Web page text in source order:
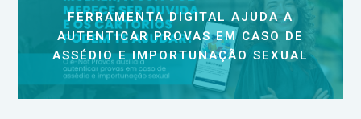
FERRAMENTA DIGITAL AJUDA A
AUTENTICAR PROVAS EM CASO DE
ASSÉDIO E IMPORTUNAÇÃO SEXUAL